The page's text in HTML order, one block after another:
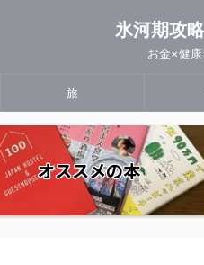
氷河期攻
お金×健
旅
オススメの本